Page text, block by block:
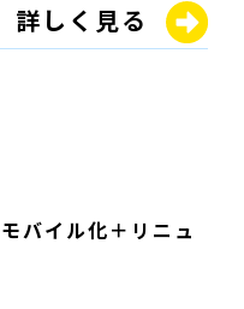
詳しく見る
バイル化＋リニュ